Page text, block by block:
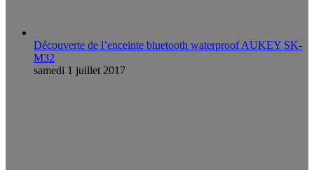
Découverte de l’enceinte bluetooth waterproof AUKEY SK-
M32
samedi 1 juillet 2017